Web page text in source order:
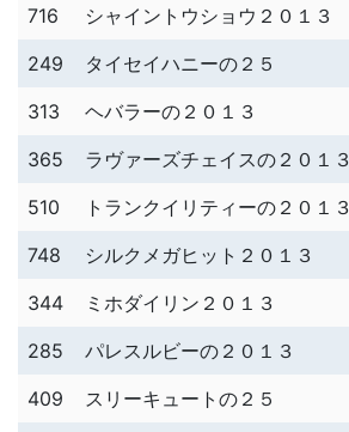
716 シャイントウショウ２０１３
249
タイセイハニーの２５
313
ヘバラーの２０１３
365
ラヴァーズチェイスの２０１３
510
トランクイリティーの２０１３
748
シルクメガヒット２０１３
344
ミホダイリン２０１３
285
パレスルビーの２０１３
409
スリーキュートの２５